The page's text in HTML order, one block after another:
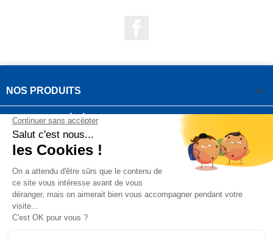
NOS PRODUITS 
NOTRE SOCIÉTÉ
VOTRE COMPTE
INFORMATIONS DE LA BOUTIQUE
QUESTIONS FRÉQUEMMENT POSÉES